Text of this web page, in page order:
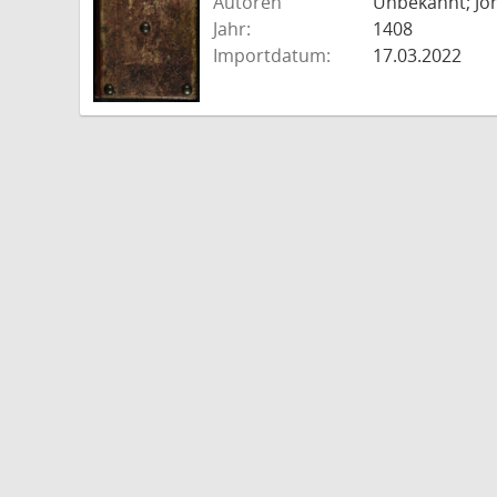
Jahr:
1408
Importdatum:
17.03.2022